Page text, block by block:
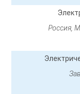
Россия,